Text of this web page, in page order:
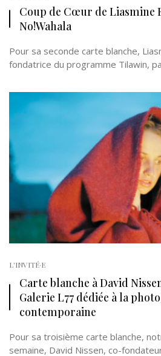
Coup de Cœur de Liasmine
No!Wahala
Pour sa seconde carte blanche,
fondatrice du programme Tilawin,
L'INVITÉ·E
Carte blanche à David
Galerie L77 dédiée à la
contemporaine
Pour sa troisième carte blanche,
semaine, David Nissen, co-